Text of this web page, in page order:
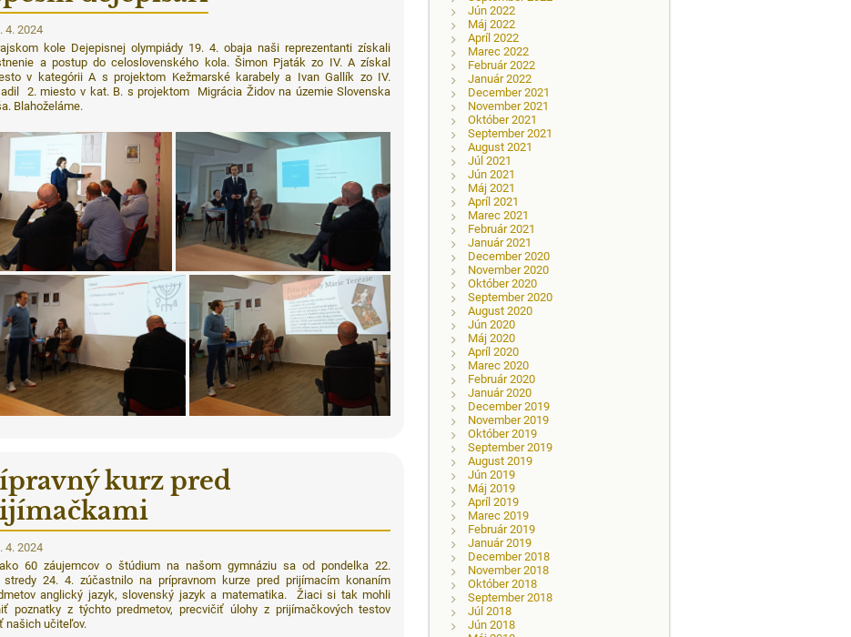
4. 2024
kole Dejepisnej olympiády 19. 4. obaja naši reprezentanti získali
a postup do celoslovenského kola. Šimon Pjaták zo IV. A získal
v kategórii A s projektom Kežmarské karabely a Ivan Gallík zo IV.
2. miesto v kat. B. s projektom Migrácia Židov na územie Slovenska
Blahoželáme.
kurz pred
4. 2024
60 záujemcov o štúdium na našom gymnáziu sa od pondelka 22.
24. 4. zúčastnilo na prípravnom kurze pred prijímacím konaním
anglický jazyk, slovenský jazyk a matematika. Žiaci si tak mohli
poznatky z týchto predmetov, precvičiť úlohy z prijímačkových testov
našich učiteľov.
Jún 2022
Máj 2022
Apríl 2022
Marec 2022
Február 2022
Január 2022
December 2021
November 2021
Október 2021
September 2021
August 2021
Júl 2021
Jún 2021
Máj 2021
Apríl 2021
Marec 2021
Február 2021
Január 2021
December 2020
November 2020
Október 2020
September 2020
August 2020
Jún 2020
Máj 2020
Apríl 2020
Marec 2020
Február 2020
Január 2020
December 2019
November 2019
Október 2019
September 2019
August 2019
Jún 2019
Máj 2019
Apríl 2019
Marec 2019
Február 2019
Január 2019
December 2018
November 2018
Október 2018
September 2018
Júl 2018
Jún 2018